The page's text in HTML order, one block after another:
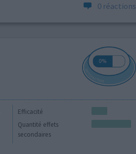
0 réactions
Efficacité
Quantité effets
secondaires